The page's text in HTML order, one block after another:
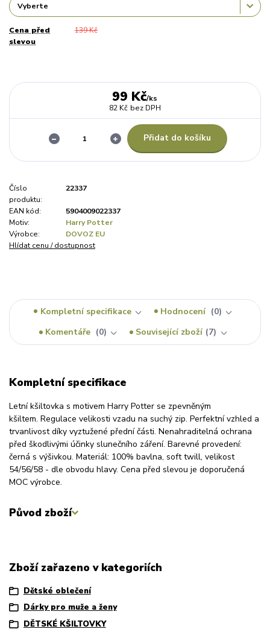
Cena před
slevou
139 Kč
99 Kč/ks
82 Kč bez DPH
Přidat do košíku
Číslo
produktu:
22337
EAN kód:
5904009022337
Motiv:
Harry Potter
Výrobce:
DOVOZ EU
Hlídat cenu / dostupnost
Kompletní specifikace Hodnocení
0
Komentáře
0 Související zboží 7
Kompletní specifikace
Letní kšiltovka s motivem Harry Potter se zpevněným
kšiltem. Regulace velikosti vzadu na suchý zip. Perfektní vzhled a
trvanlivost díky vyztužené přední části. Nenahraditelná ochrana
před škodlivými účinky slunečního záření. Barevné provedení:
černá s výšivkou. Materiál: 100% bavlna, soft twill, velikost
54/56/58 - dle obvodu hlavy. Cena před slevou je doporučená
MOC výrobce.
Původ zboží
Zboží zařazeno v kategoriích
Dětské oblečení
Dárky pro muže a ženy
DĚTSKÉ KŠILTOVKY